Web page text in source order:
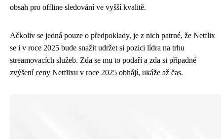
obsah pro offline sledování ve vyšší kvalitě.
Ačkoliv se jedná pouze o předpoklady, je z nich patrné, že Netflix
se i v roce 2025 bude snažit udržet si pozici lídra na trhu
streamovacích služeb. Zda se mu to podaří a zda si případné
zvýšení ceny Netflixu v roce 2025 obhájí, ukáže až čas.